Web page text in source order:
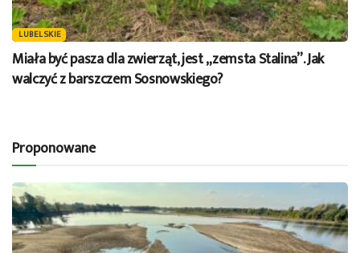
LUBELSKIE
Miała być pasza dla zwierząt, jest „zemsta Stalina”. Jak
walczyć z barszczem Sosnowskiego?
Proponowane